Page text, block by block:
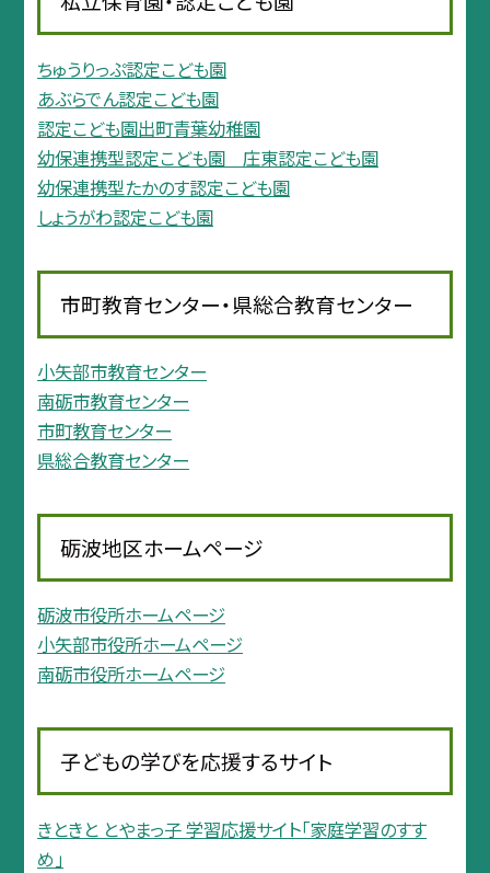
ちゅうりっぷ認定こども園
あぶらでん認定こども園
認定こども園出町青葉幼稚園
幼保連携型認定こども園 庄東認定こども園
幼保連携型たかのす認定こども園
しょうがわ認定こども園
市町教育センター・県総合教育センター
小矢部市教育センター
南砺市教育センター
市町教育センター
県総合教育センター
砺波地区ホームページ
砺波市役所ホームページ
小矢部市役所ホームページ
南砺市役所ホームページ
子どもの学びを応援するサイト
きときと とやまっ子 学習応援サイト「家庭学習のすす
め」